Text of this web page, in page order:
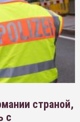
страной,
с